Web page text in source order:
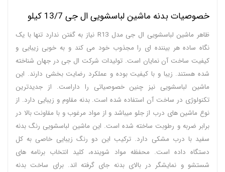
خصوصیات بدنه ماشین لباسشویی ال جی 13/7 کیلو
ظاهر ماشین لباسشویی ال جی مدل R13 نیاز به گفتن ندارد تنها با یک
نگاه ساده هر بیننده ای را مجذوب خود می کند و به خوبی زیبایی و
کیفیت ساخت آن نمایان است. تولیدات شرکت ال جی در جهان شناخته
شده هستند. زیبا و با کیفیت بوده و عملکرد رضایت بخشی دارند. این
ماشین لباسشویی نیز چنین خصوصیاتی را داراست. از جدیدترین
تکنولوژی در ساخت آن استفاده شده است. بدنه مقاوم و زیبایی دارد. از
نوع ماشین های درب از جلو میباشد و از مواد مرغوب و با مقاونت بالا در
برابر ضربه و رطوبت ساخته شده است. این ماشین لباسشویی رنگ بدنه
سفید با درب مشکی دارد. ترکیب این دو رنگ زیبایی خاصی به کل
دستگاه داده است. محفظه مواد شوینده، کلید انتخاب برنامه های
شستشو و نمایشگر در بالای بدنه جای گرفته اند. برای ساخت بدنه